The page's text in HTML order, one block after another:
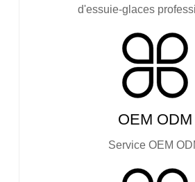
d'essuie-glaces
OEM ODM
Service OEM